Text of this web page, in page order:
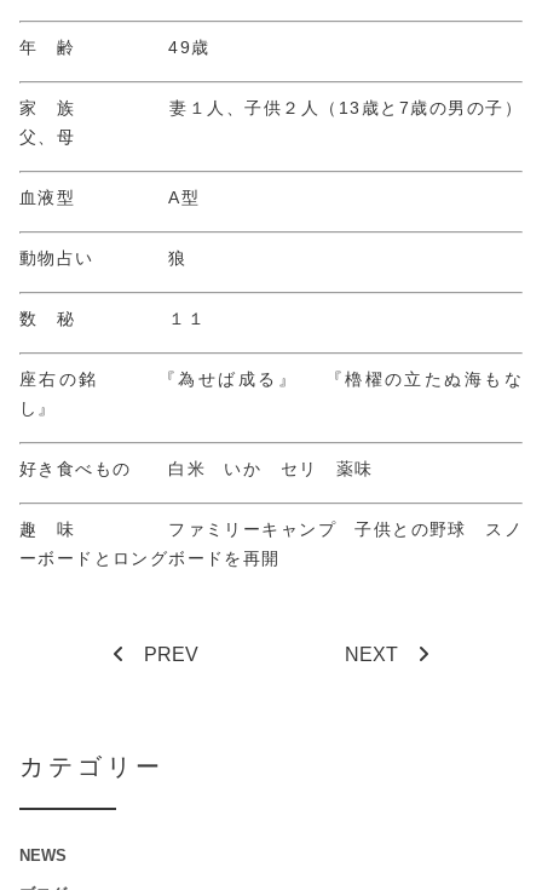
年 齢 49歳
家 族 妻１人、子供２人（13歳と7歳の男の子）
父、母
血液型 A型
動物占い 狼
数 秘 １１
座右の銘 『為せば成る』 『櫓櫂の立たぬ海もな
し』
好き食べもの 白米 いか セリ 薬味
趣 味 ファミリーキャンプ 子供との野球 スノ
ーボードとロングボードを再開
PREV NEXT
カテゴリー
NEWS